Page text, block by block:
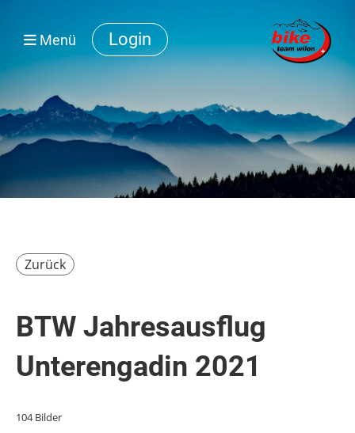
Login
Menü
Zurück
BTW Jahresausflug
Unterengadin 2021
104 Bilder